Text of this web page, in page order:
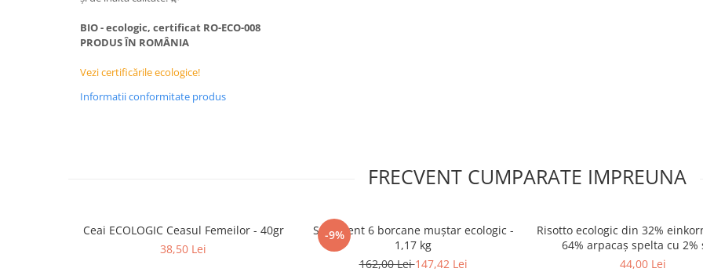
BIO - ecologic, certificat RO-ECO-008
PRODUS ÎN ROMÂNIA
Vezi certificările ecologice!
Informatii conformitate produs
FRECVENT CUMPARATE IMPREUNA
Ceai ECOLOGIC Ceasul Femeilor - 40gr
38,50 Lei
-9%
Sortiment 6 borcane muștar ecologic -
1,17 kg
162,00 Lei147,42 Lei
Risotto ecologic din 32%
64% arpacaș spelta cu 2%
românească cu flori |
44,00 Lei